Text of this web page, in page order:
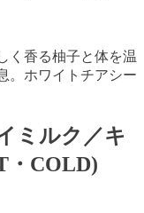
く香る柚子と体を温
。ホワイトチアシー
ミルク／キ
・COLD)